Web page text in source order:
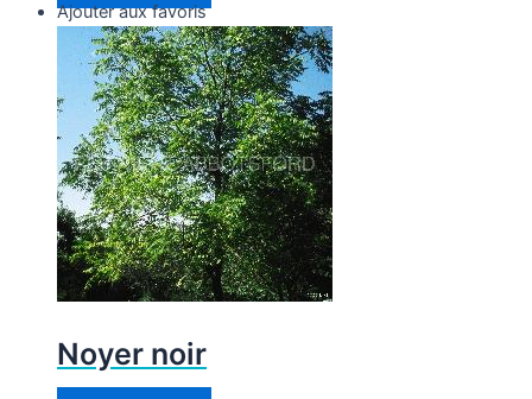
Ajouter aux favoris
Noyer noir